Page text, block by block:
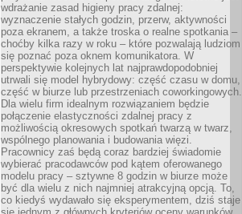
wdrażanie zasad higieny pracy zdalnej:
wyznaczenie stałych godzin, przerw, aktywności
poza ekranem, a także troska o realne spotkania –
choćby kilka razy w roku – które pozwalają ludziom
się poznać poza oknem komunikatora. W
perspektywie kolejnych lat najprawdopodobniej
utrwali się model hybrydowy: część czasu w domu,
część w biurze lub przestrzeniach coworkingowych.
Dla wielu firm idealnym rozwiązaniem będzie
połączenie elastyczności zdalnej pracy z
możliwością okresowych spotkań twarzą w twarz,
wspólnego planowania i budowania więzi.
Pracownicy zaś będą coraz bardziej świadomie
wybierać pracodawców pod kątem oferowanego
modelu pracy – sztywne 8 godzin w biurze może
być dla wielu z nich najmniej atrakcyjną opcją. To,
co kiedyś wydawało się eksperymentem, dziś staje